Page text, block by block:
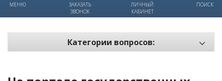
МЕНЮ
ЗАКАЗАТЬ
ЗВОНОК
ЛИЧНЫЙ
КАБИНЕТ
ПОИСК
Категории вопросов: